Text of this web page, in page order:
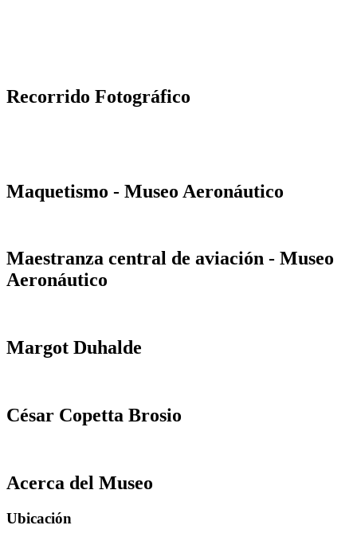
Recorrido Fotográfico
Maquetismo - Museo Aeronáutico
Maestranza central de aviación - Museo
Aeronáutico
Margot Duhalde
César Copetta Brosio
Acerca del Museo
Ubicación